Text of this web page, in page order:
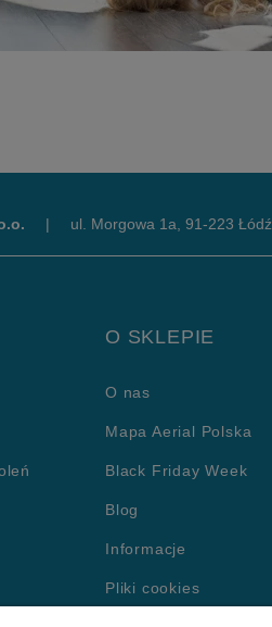
| ul. Morgowa 1a, 91-223 Łódź
O SKLEPIE
O nas
Mapa Aerial Polska
Black Friday Week
Blog
Informacje
Pliki cookies